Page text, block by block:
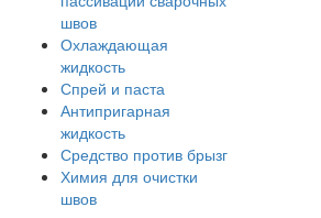
швов
Охлаждающая
жидкость
Спрей и паста
Антипригарная
жидкость
Средство против брызг
Химия для очистки
швов